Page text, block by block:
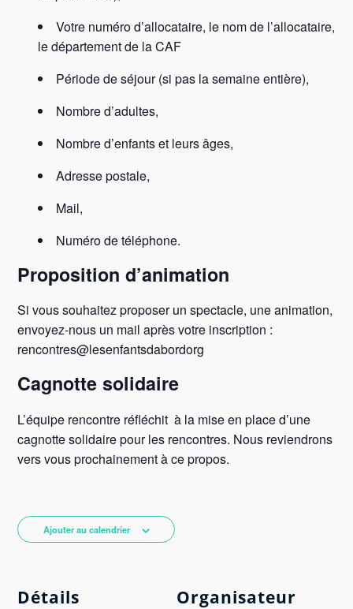
Votre numéro d’allocataire, le nom de l’allocataire,
le département de la CAF
Période de séjour (si pas la semaine entière),
Nombre d’adultes,
Nombre d’enfants et leurs âges,
Adresse postale,
Mail,
Numéro de téléphone.
Proposition d’animation
Si vous souhaitez proposer un spectacle, une animation,
envoyez-nous un mail après votre inscription :
rencontres@lesenfantsdabordorg
Cagnotte solidaire
L’équipe rencontre réfléchit à la mise en place d’une
cagnotte solidaire pour les rencontres. Nous reviendrons
vers vous prochainement à ce propos.
Ajouter au calendrier
Détails Organisateur